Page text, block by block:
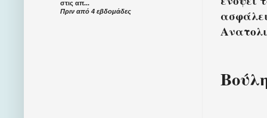
στις απ...
Πριν από 4 εβδομάδες